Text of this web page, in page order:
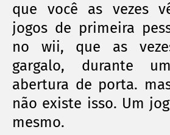
que você as vezes
jogos de primeira
no wii, que as
gargalo, durante
abertura de porta.
não existe isso. Um
mesmo.